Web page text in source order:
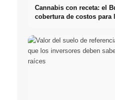
Cannabis con receta: el
cobertura de costos para